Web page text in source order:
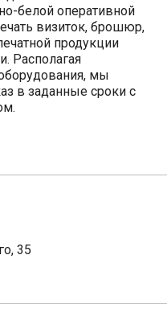
белой оперативной
визиток, брошюр,
продукции
Располагая
мы
в заданные сроки с
35